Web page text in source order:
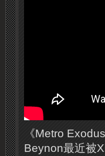
《Metro
Beynon最近被